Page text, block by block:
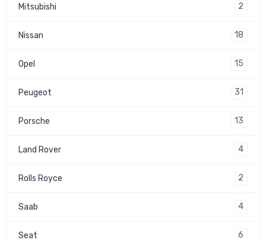
Mitsubishi 2
Nissan 18
Opel 15
Peugeot 31
Porsche 13
Land Rover 4
Rolls Royce 2
Saab 4
Seat 6